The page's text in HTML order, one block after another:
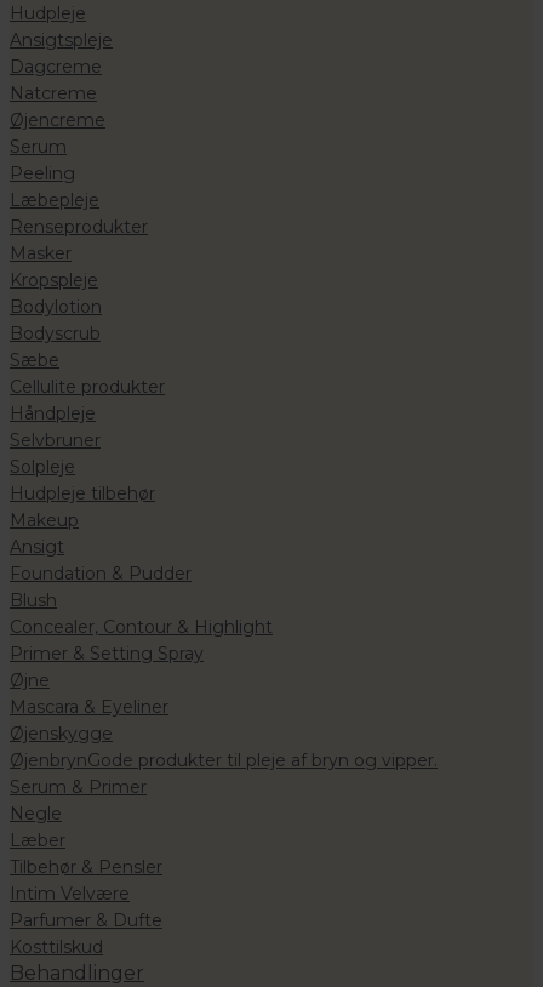
Hudpleje
Ansigtspleje
Dagcreme
Natcreme
Øjencreme
Serum
Peeling
Læbepleje
Renseprodukter
Masker
Kropspleje
Bodylotion
Bodyscrub
Sæbe
Cellulite produkter
Håndpleje
Selvbruner
Solpleje
Hudpleje tilbehør
Makeup
Ansigt
Foundation & Pudder
Blush
Concealer, Contour & Highlight
Primer & Setting Spray
Øjne
Mascara & Eyeliner
Øjenskygge
ØjenbrynGode produkter til pleje af bryn og vipper.
Serum & Primer
Negle
Læber
Tilbehør & Pensler
Intim Velvære
Parfumer & Dufte
Kosttilskud
Behandlinger